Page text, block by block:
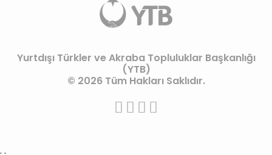
Yurtdışı Türkler ve Akraba Topluluklar Başkanlığı
(YTB)
© 2026 Tüm Hakları Saklıdır.